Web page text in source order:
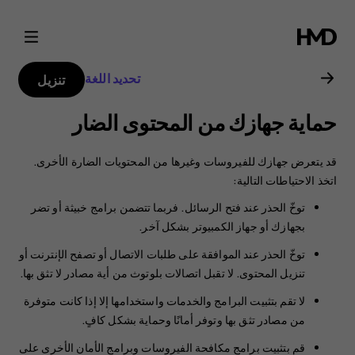
دليل
مستخدم
هاتف
Nokia
8.1
تحديد اللغة تنزيل
حماية جهازك من المحتوى الضار
قد يتعرض جهازك للفيروسات وغيرها من المحتويات الضارة الأخرى.
‏‫اتخذ الاحتياطات التالية:
توخّ الحذر عند فتح الرسائل. ‏‫فربما تتضمن برامج خبيثة أو تضر
بجهازك أو جهاز الكمبيوتر بشكل آخر.‬
توخّ الحذر عند الموافقة على طلبات الاتصال أو تصفح الإنترنت أو
تنزيل المحتوى. لا تقبل اتصالات بلوتوث من أية مصادر لا تثق بها.
لا تقم بتثبيت البرامج والخدمات واستخدامها إلا إذا كانت متوفرة
من مصادر تثق بها وتوفر أمانًا وحماية بشكل كافٍ.‬
قم بتثبيت برامج مكافحة الفيروسات وبرامج الأمان الأخرى على